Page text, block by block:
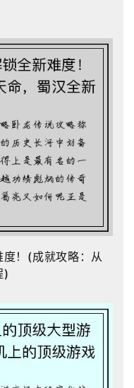
！(成就攻略：从
)